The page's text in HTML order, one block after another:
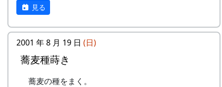
収穫した米を全部お持ち帰りいただけます。
(100平方メートルの収穫収量は玄米で約30キ
ロです。) 清流の里、岩座神地区のコシヒカ
リは特においしいと評判です。
田すき、田ごしらえ、水管理、病害虫対策(3
回程度)、施肥、脱穀、乾燥、籾すりなどは
地元農家で担当します。
見る
2001 年 8 月 19 日 (日)
蕎麦種蒔き
蕎麦の種をまく。